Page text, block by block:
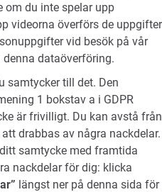
om du inte spelar upp
videorna överförs de uppgifter
vid besök på vår
denna dataöverföring.
samtycker till det. Den
1 bokstav a i GDPR
är frivilligt. Du kan avstå från
drabbas av några nackdelar.
samtycke med framtida
nackdelar för dig: klicka
längst ner på denna sida för